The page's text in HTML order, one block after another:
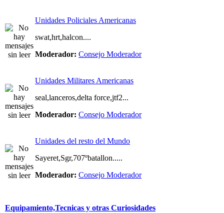
Unidades Policiales Americanas
swat,hrt,halcon....
Moderador: Consejo Moderador
Unidades Militares Americanas
seal,lanceros,delta force,jtf2...
Moderador: Consejo Moderador
Unidades del resto del Mundo
Sayeret,Sgr,707ºbatallon.....
Moderador: Consejo Moderador
Equipamiento,Tecnicas y otras Curiosidades